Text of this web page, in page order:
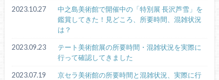
2023.10.27
中之島美術館で開催中の「特別展 長沢芦雪」を
鑑賞してきた！見どころ、所要時間、混雑状況
は？
2023.09.23
テート美術館展の所要時間・混雑状況を実際に
行って確認してきました
2023.07.19
京セラ美術館の所要時間と混雑状況、実際に行